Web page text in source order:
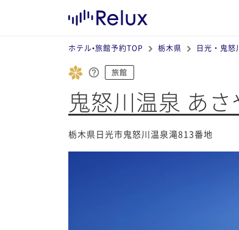
ホテル•旅館予約TOP 栃木県 日光・鬼怒
旅館
鬼怒川温泉 あさ
栃木県日光市鬼怒川温泉滝813番地